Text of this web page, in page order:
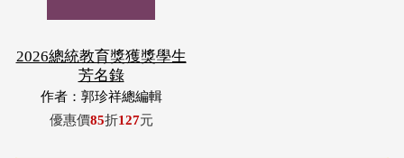
2026總統教育獎獲獎學生
芳名錄
作者：郭珍祥總編輯
優惠價85折127元